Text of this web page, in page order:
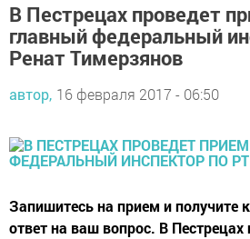
В Пестрецах проведет
главный федеральный
Ренат Тимерзянов
автор, 16 февраля 2017 - 06:50
Запишитесь на прием и получите
ответ на ваш вопрос. В